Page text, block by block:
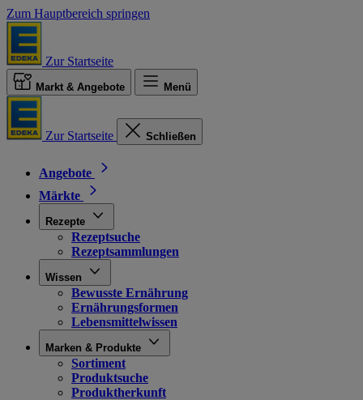
Zum Hauptbereich springen
Zur Startseite
Markt & Angebote Menü
Zur Startseite Schließen
Angebote
Märkte
Rezepte
Rezeptsuche
Rezeptsammlungen
Wissen
Bewusste Ernährung
Ernährungsformen
Lebensmittelwissen
Marken & Produkte
Sortiment
Produktsuche
Produktherkunft